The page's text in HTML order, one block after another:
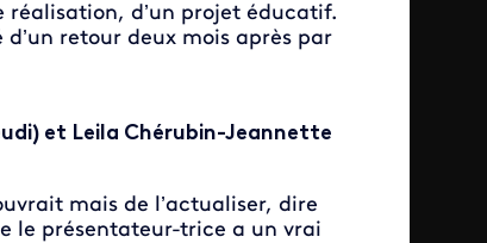
réalisation, d’un projet éducatif.
d’un retour deux mois après par
et Leila Chérubin-Jeannette
mais de l’actualiser, dire
le présentateur-trice a un vrai